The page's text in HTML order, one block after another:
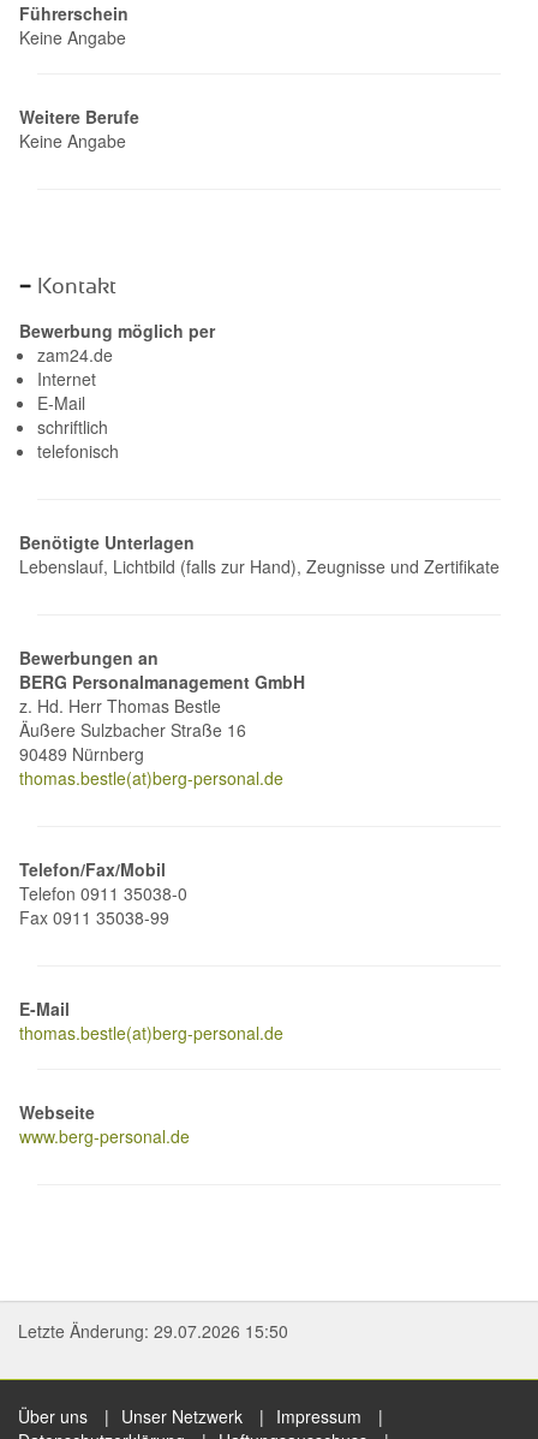
Führerschein
Keine Angabe
Weitere Berufe
Keine Angabe
Kontakt
Bewerbung möglich per
zam24.de
Internet
E-Mail
schriftlich
telefonisch
Benötigte Unterlagen
Lebenslauf, Lichtbild (falls zur Hand), Zeugnisse und Zertifikate
Bewerbungen an
BERG Personalmanagement GmbH
z. Hd. Herr Thomas Bestle
Äußere Sulzbacher Straße 16
90489 Nürnberg
thomas.bestle(at)berg-personal.de
Telefon/Fax/Mobil
Telefon 0911 35038-0
Fax 0911 35038-99
E-Mail
thomas.bestle(at)berg-personal.de
Webseite
www.berg-personal.de
Letzte Änderung: 29.07.2026 15:50
Über uns Unser Netzwerk
Impressum